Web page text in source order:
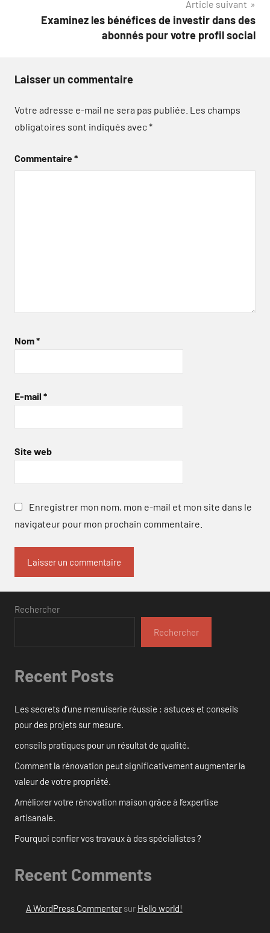
Article suivant
Examinez les bénéfices de investir dans des
abonnés pour votre profil social
Laisser un commentaire
Votre adresse e-mail ne sera pas publiée. Les champs
obligatoires sont indiqués avec*
Commentaire*
Nom*
E-mail *
Site web
Enregistrer mon nom, mon e-mail et mon site dans le
navigateur pour mon prochain commentaire.
Rechercher
Rechercher
Recent Posts
Les secrets d’une menuiserie réussie : astuces et conseils
pour des projets sur mesure.
conseils pratiques pour un résultat de qualité.
Comment la rénovation peut significativement augmenter la
valeur de votre propriété.
Améliorer votre rénovation maison grâce à l’expertise
artisanale.
Pourquoi confier vos travaux à des spécialistes ?
Recent Comments
A WordPress Commentersur Hello world!